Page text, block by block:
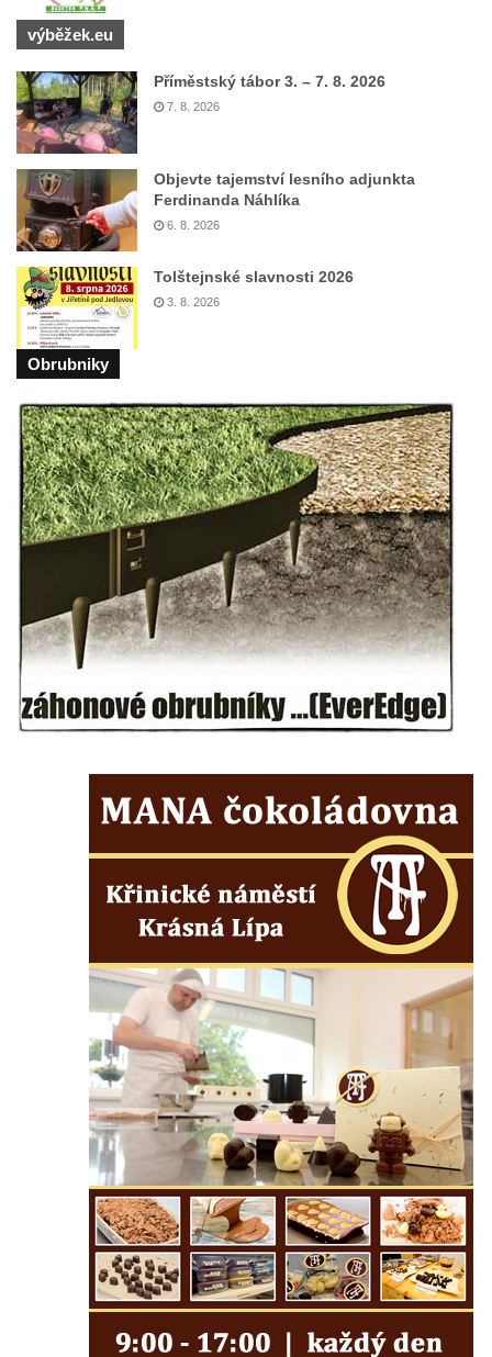
napoleonských válek u silnice z Chlumčan
do Cítolib
Hrob Antonína Švejdy na hřbitově v
Chlumčanech
Hrob Jaroslava Klicpery na hřbitově v
Chlumčanech
Hrob Josefa Bednáře na hřbitově v
Chlumčanech
Hrob Oldřicha Pokorného na hřbitově v
Chlumčanech
Hrob Antonína Krejcárka na hřbitově v
Chlumčanech
Chlumčanech
Hrob vojáků Rudé armády na hřbitově v
Chlumčanech
Hrob Arnošta a Václava Šůmových na
hřbitově v Chlumčanech
Pomník obětem 1. a 2. světové války v
Chlumčanech
Pomník obětem 1. a 2. světové války ve
Vlčím
Pomník obětem 1. a 2. světové války v
Blšanech u Loun
Hrob Josefa Lešáka na hřbitově ve Veltěži
Veltěži
Hrob Zdeňka Kalouše na hřbitově ve Veltěži
Hrob vojáka Rudé armády na hřbitově ve
Pamětní deska obětem 1. světové války u
vstupu na hřbitov ve Veltěži
Pomník obětem 1. světové války v
Konětopech
Kenotaf Antonína Husáka na hřbitově ve
Hřivicích
Kenotaf Františka Passaura na hřbitově ve
Hřivicích
Kenotaf Antonína Fausta na hřbitově ve
Hřivicích
Kenotaf Josefa Borovského na hřbitově ve
výběžek.eu
Příměstský tábor 3. – 7. 8. 2026
7. 8. 2026
Objevte tajemství lesního adjunkta
Ferdinanda Náhlíka
6. 8. 2026
Tolštejnské slavnosti 2026
3. 8. 2026
Obrubniky